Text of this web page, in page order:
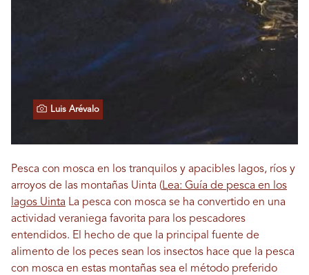
Luis Arévalo
Pesca con mosca en los tranquilos y apacibles lagos, ríos y
arroyos de las montañas Uinta (Lea: Guía de pesca en los
lagos Uinta La pesca con mosca se ha convertido en una
actividad veraniega favorita para los pescadores
entendidos. El hecho de que la principal fuente de
alimento de los peces sean los insectos hace que la pesca
con mosca en estas montañas sea el método preferido